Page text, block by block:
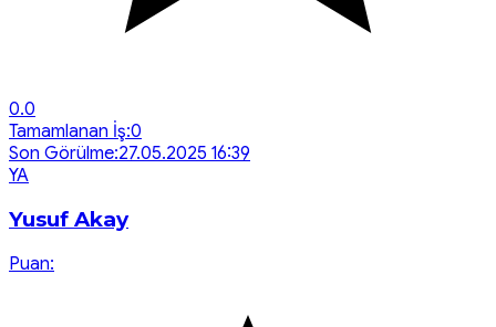
0.0
Tamamlanan İş:0
Son Görülme:27.05.2025 16:39
YA
Yusuf Akay
Puan: